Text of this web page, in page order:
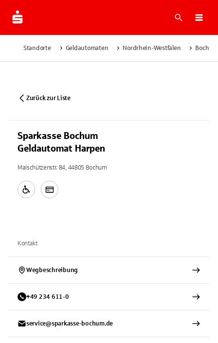
Suche
Standorte Geldautomaten Nordrhein-Westfalen Bochum
Zurück zur Liste
Sparkasse Bochum
Geldautomat Harpen
Maischützenstr. 84, 44805 Bochum
Kontakt
Wegbeschreibung
+49 234 611-0
service@sparkasse-bochum.de